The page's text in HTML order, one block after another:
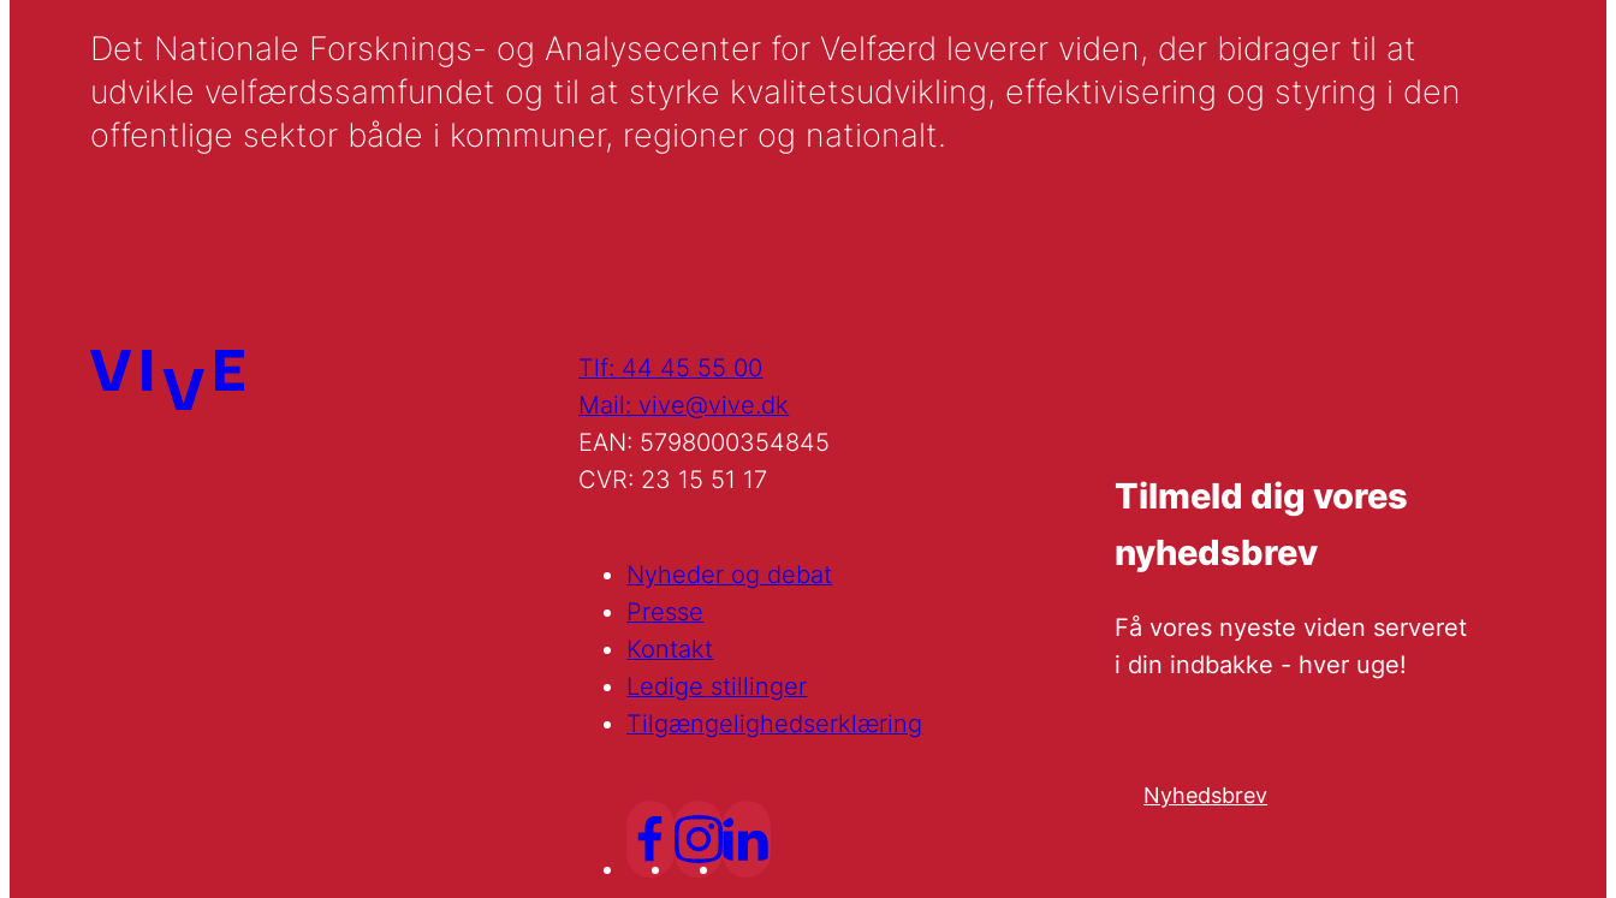
Det Nationale Forsknings- og Analysecenter for Velfærd leverer viden, der bidrager til at
udvikle velfærdssamfundet og til at styrke kvalitetsudvikling, effektivisering og styring i den
offentlige sektor både i kommuner, regioner og nationalt.
Tlf: 44 45 55 00
Mail: vive@vive.dk
EAN: 5798000354845
CVR: 23 15 51 17
Nyheder og debat
Presse
Kontakt
Ledige stillinger
Tilgængelighedserklæring
Tilmeld dig vores
nyhedsbrev
Få vores nyeste viden serveret
i din indbakke - hver uge!
Nyhedsbrev